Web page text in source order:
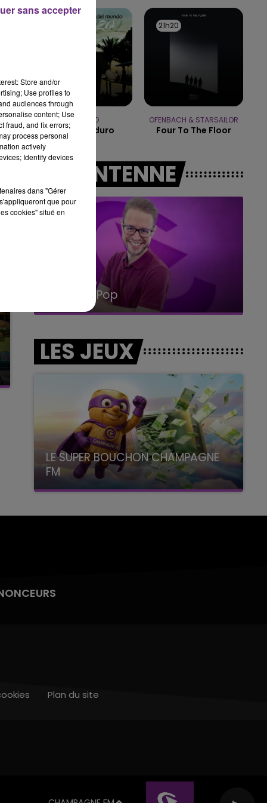
10h00 - 14h00
LE TICKET DE CAISSE
LUCENZO
Danza Kuduro
21h20
21h20
OFENBACH & STARSAILOR
Four To The Floor
A L'ANTENNE
15h00 - 19h00
Le Club Champagne FM
LES JEUX
LE SUPER BOUCHON CHAMPAGNE
FM
avec La Famille Champagne FM, à 8H10
Plan du site
Store and/or
Use profiles to
audiences through
content; Use
fraud, and fix errors;
process personal
actively
Identify devices
dans "Gérer
que pour
cookies" situé en
sans accepter